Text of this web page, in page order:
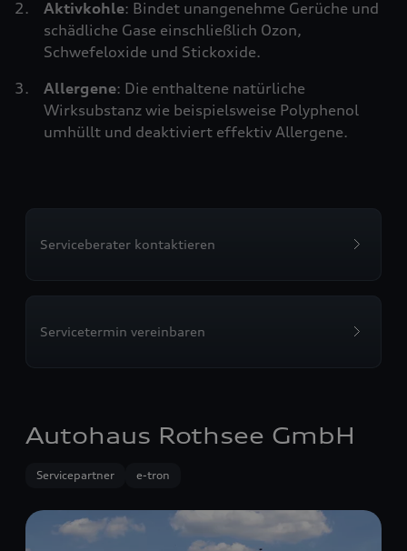
Aktivkohle: Bindet unangenehme Gerüche und
schädliche Gase einschließlich Ozon,
Schwefeloxide und Stickoxide.
Allergene: Die enthaltene natürliche
Wirksubstanz wie beispielsweise Polyphenol
umhüllt und deaktiviert effektiv Allergene.
Serviceberater kontaktieren
Servicetermin vereinbaren
Autohaus Rothsee GmbH
Servicepartner e-tron